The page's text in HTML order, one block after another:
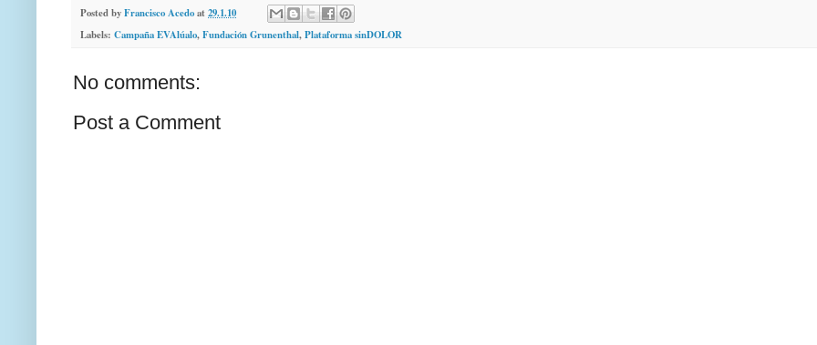
Posted byFrancisco Acedoat 29.1.10
Labels: Campaña EVAlúalo,Fundación Grunenthal,Plataforma sinDOLOR
No comments:
Post a Comment